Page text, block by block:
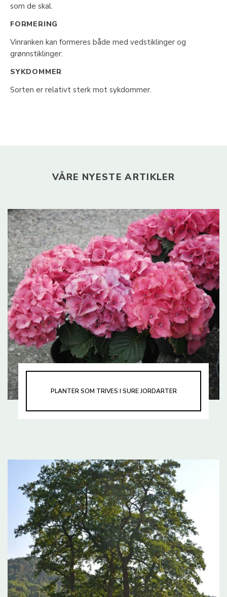
som de skal.
FORMERING
Vinranken kan formeres både med vedstiklinger og
grønnstiklinger.
SYKDOMMER
Sorten er relativt sterk mot sykdommer.
VÅRE NYESTE ARTIKLER
PLANTER SOM TRIVES I SURE JORDARTER